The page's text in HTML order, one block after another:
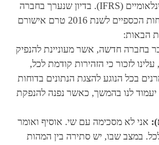
(
IFRS). בדיון שנערך בחברה
בדבר אופן יישום והצגת הדוחות הכספיים לשנת 2016 טרם אישורם
הבאות:
בחברה חדשה, אשר מעוניינת להנפיק
לזכור כי הזהירות קודמת לכל,
בכל הנוגע להצגת הנתונים בדוחות
יעמוד לנו בהמשך, כאשר נפנה להנפקת
אני לא מסכימה עם שי. אוסיף ואומר
במצב שבו, יש סתירה בין המהות